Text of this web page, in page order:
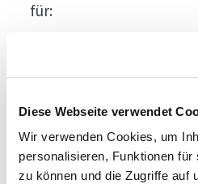
Diese Webseite verwendet
Wir verwenden Cookies, um
personalisieren, Funktionen
zu können und die Zugriffe auf
für:
Bausystem-
notwendigen
Betonrezepturen –
Anwendungsfall
Zement reduziert